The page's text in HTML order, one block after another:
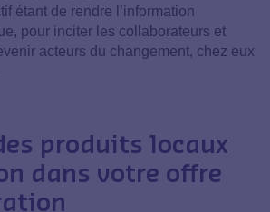
étant de rendre l’information
pour inciter les collaborateurs et
acteurs du changement, chez eux
produits locaux
dans votre offre